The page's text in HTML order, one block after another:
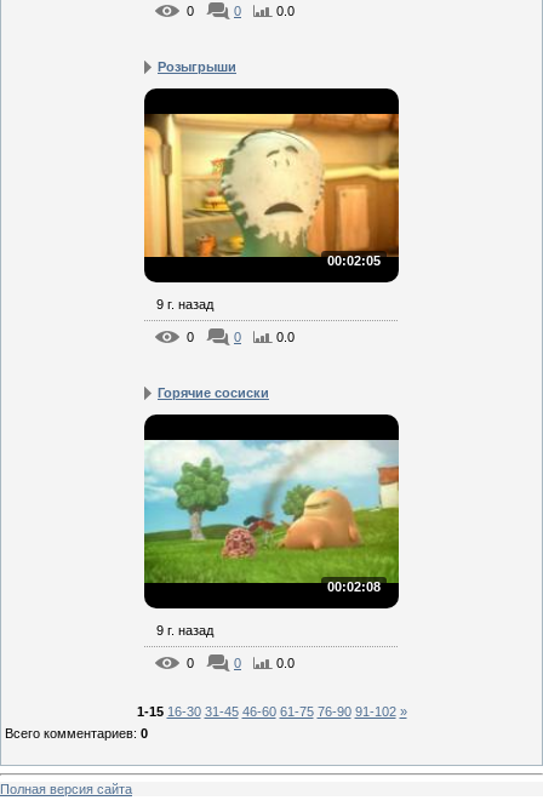
0 0 0.0
Розыгрыши
00:02:05
9 г. назад
0 0 0.0
Горячие сосиски
00:02:08
9 г. назад
0 0 0.0
1-15 16-30 31-45 46-60 61-75 76-90 91-102 »
Всего комментариев: 0
Полная версия сайта